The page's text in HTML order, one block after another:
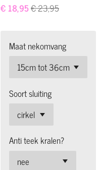
€ 18,95€ 23,95
Maat nekomvang
Soort sluiting
Anti teek kralen?